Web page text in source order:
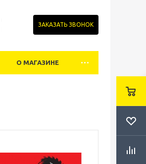
ЗАКАЗАТЬ ЗВОНОК
О МАГАЗИНЕ